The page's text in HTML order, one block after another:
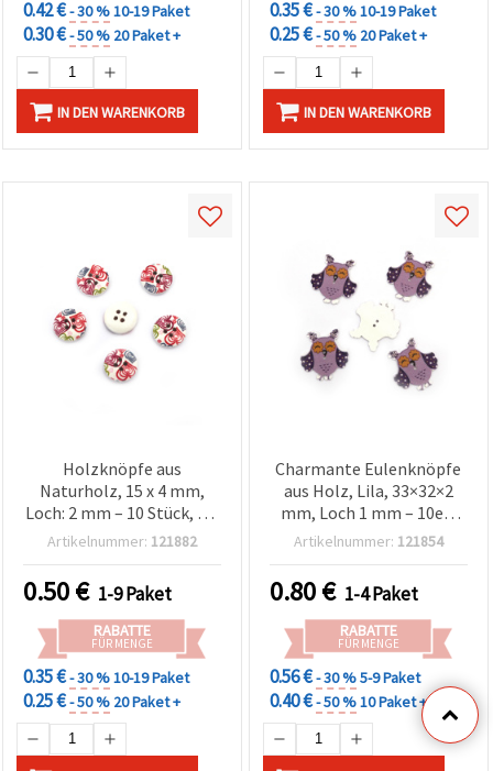
0.42 €- 30 %10-19 Paket
0.30 €- 50 % 20 Paket +
IN DEN WARENKORB
0.35 €- 30 %10-19 Paket
0.25 €- 50 % 20 Paket +
IN DEN WARENKORB
Holzknöpfe aus
Naturholz, 15 x 4 mm,
Loch: 2 mm – 10 Stück, für
Basteln & DIY
Artikelnummer: 121882
0.50€ 1-9 Paket
RABATTE
FÜR MENGE
0.35 €- 30 %10-19 Paket
0.25 €- 50 % 20 Paket +
Charmante Eulenknöpfe
aus Holz, Lila, 33×32×2
mm, Loch 1 mm – 10er-
Set für Nähen, Basteln,
kreative DIY-Projekte
Artikelnummer: 121854
0.80€ 1-4 Paket
RABATTE
FÜR MENGE
0.56 €- 30 %5-9 Paket
0.40 €- 50 %10 Paket +